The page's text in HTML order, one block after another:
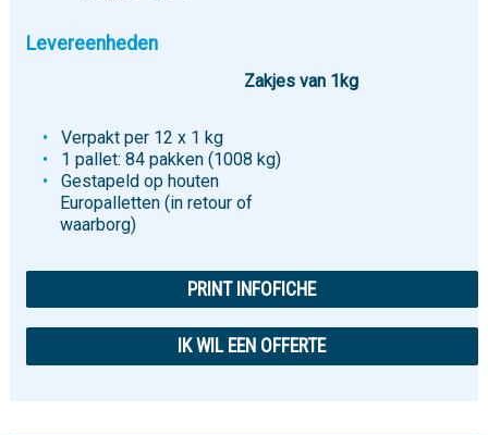
Levereenheden
Zakjes van 1kg
Verpakt per 12 x 1 kg
1 pallet: 84 pakken (1008 kg)
Gestapeld op houten
Europalletten (in retour of
waarborg)
PRINT INFOFICHE
IK WIL EEN OFFERTE